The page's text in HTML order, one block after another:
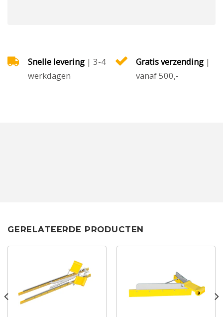
Snelle levering| 3-4
werkdagen
Gratis verzending|
vanaf 500,-
GERELATEERDE PRODUCTEN